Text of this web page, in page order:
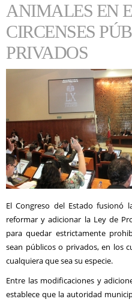
ANIMALES EN
CIRCENSES
PRIVADOS
El Congreso del Estado fusionó
reformar y adicionar la Ley de
para quedar estrictamente
sean públicos o privados, en los
cualquiera que sea su especie.
Entre las modificaciones y
establece que la autoridad